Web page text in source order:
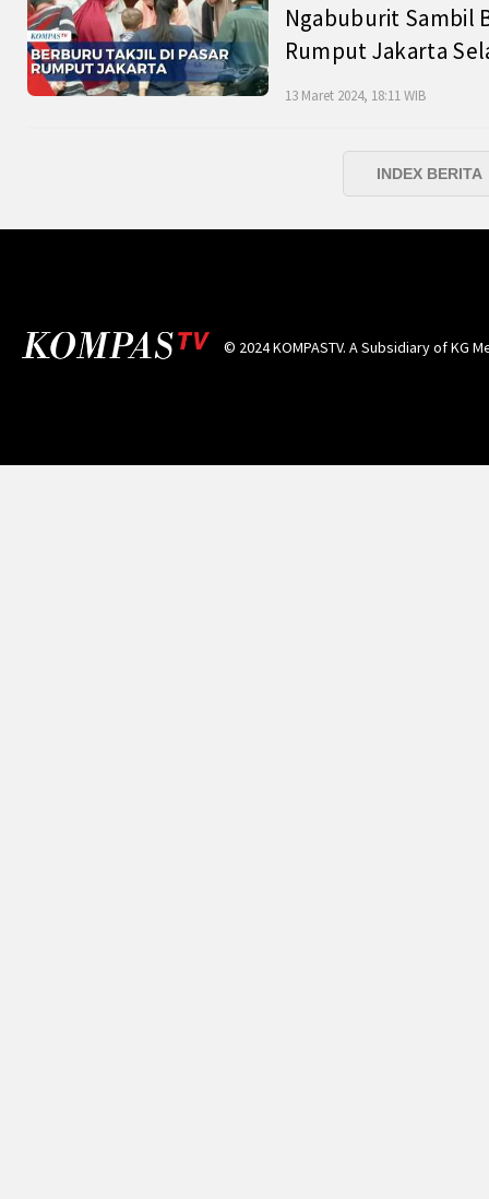
Ngabuburit Sambil
Rumput Jakarta
13 Maret 2024, 18:11 WIB
INDEX BERITA
© 2024 KOMPASTV. A Subsidiary ofKG